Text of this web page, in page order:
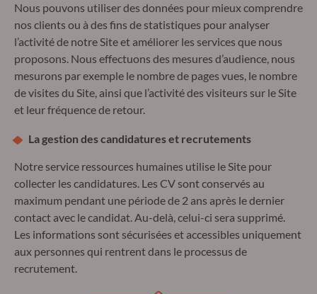
Nous pouvons utiliser des données pour mieux comprendre
nos clients ou à des fins de statistiques pour analyser
l’activité de notre Site et améliorer les services que nous
proposons. Nous effectuons des mesures d’audience, nous
mesurons par exemple le nombre de pages vues, le nombre
de visites du Site, ainsi que l’activité des visiteurs sur le Site
et leur fréquence de retour.
La gestion des candidatures et recrutements
Notre service ressources humaines utilise le Site pour
collecter les candidatures. Les CV sont conservés au
maximum pendant une période de 2 ans après le dernier
contact avec le candidat. Au-delà, celui-ci sera supprimé.
Les informations sont sécurisées et accessibles uniquement
aux personnes qui rentrent dans le processus de
recrutement.